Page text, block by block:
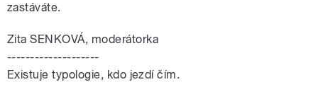
zastáváte.
Zita SENKOVÁ, moderátorka
--------------------
Existuje typologie, kdo jezdí čím.